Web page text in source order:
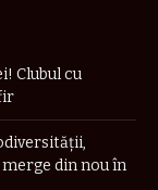
Clubul cu
din nou în